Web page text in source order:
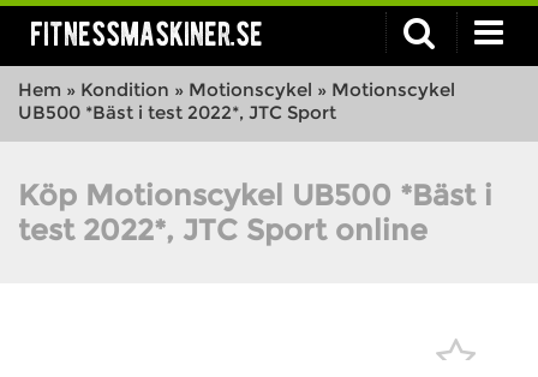
fitnessmaskiner.se
Hem » Kondition » Motionscykel » Motionscykel
UB500 *Bäst i test 2022*, JTC Sport
Köp Motionscykel UB500 *Bäst i
test 2022*, JTC Sport online